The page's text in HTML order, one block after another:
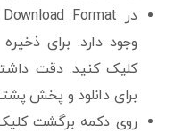
وجود دارد. برای
برای دانلود و پخش
روی دکمه برگشت